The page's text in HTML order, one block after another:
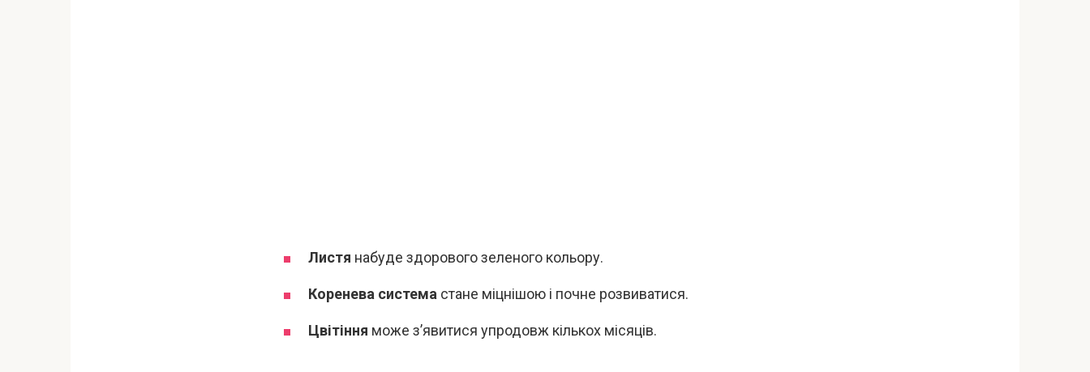
Листя набуде здорового зеленого кольору.
Коренева система стане міцнішою і почне розвиватися.
Цвітіння може з’явитися упродовж кількох місяців.